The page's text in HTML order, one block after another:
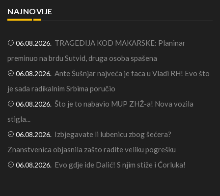
NAJNOVIJE
06.08.2026. TRAGEDIJA KOD MAKARSKE: Planinar
preminuo na brdu Sutvid, druga osoba spašena
06.08.2026. Ante Šušnjar najveća je faca u Vladi RH! Evo što
je sada radikalnim Srbima poručio
06.08.2026. Što je to nabavio MUP ZHŽ-a! Nova vozila
stigla...
06.08.2026. Izbjegavate li lubenicu zbog šećera?
Znanstvenica objasnila zašto radite veliku pogrešku
06.08.2026. Evo gdje ide Dalić! S njim stiže i Ćorluka!